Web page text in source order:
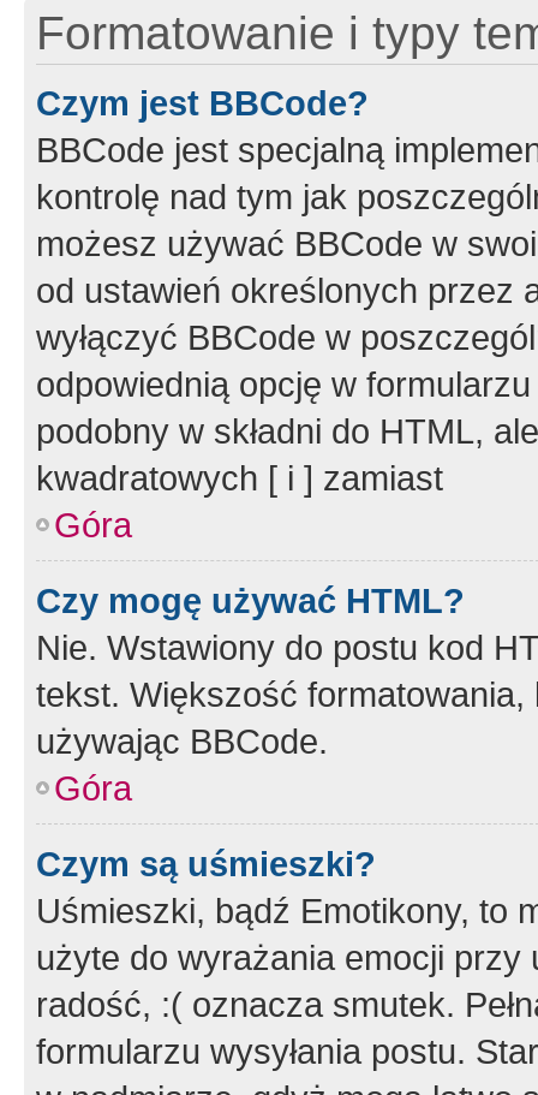
Formatowanie i typy
Czym jest BBCode?
BBCode jest specjalną
kontrolę nad tym jak
możesz używać BBCode w
od ustawień określonych przez
wyłączyć BBCode w
odpowiednią opcję w
podobny w składni do HTML,
kwadratowych [ i ] zamiast
Góra
Czy mogę używać HTML?
Nie. Wstawiony do postu kod
tekst. Większość
używając BBCode.
Góra
Czym są uśmieszki?
Uśmieszki, bądź Emotikony, to
użyte do wyrażania emocji
radość, :( oznacza smutek.
formularzu wysyłania postu.